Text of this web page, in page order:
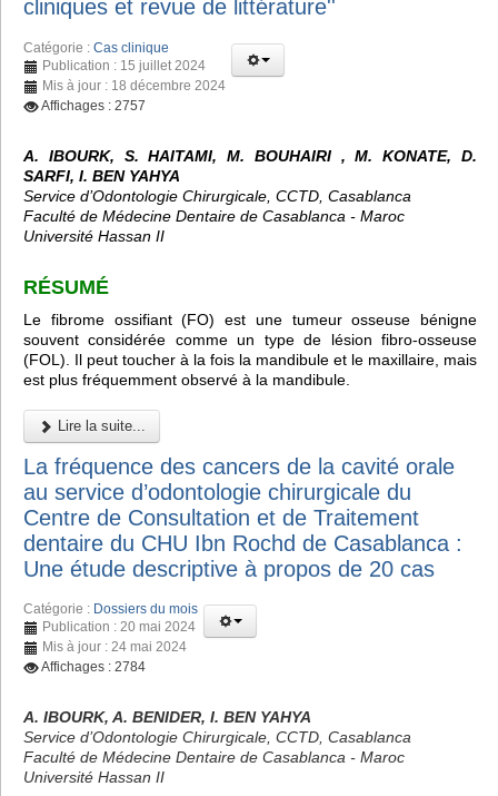
cliniques et revue de littérature''
Catégorie : Cas clinique
Publication : 15 juillet 2024
Mis à jour : 18 décembre 2024
Affichages : 2757
A. IBOURK, S. HAITAMI, M. BOUHAIRI , M. KONATE, D.
SARFI, I. BEN YAHYA
Service d’Odontologie Chirurgicale, CCTD, Casablanca
Faculté de Médecine Dentaire de Casablanca - Maroc
Université Hassan II
RÉSUMÉ
Le fibrome ossifiant (FO) est une tumeur osseuse bénigne
souvent considérée comme un type de lésion fibro-osseuse
(FOL). Il peut toucher à la fois la mandibule et le maxillaire, mais
est plus fréquemment observé à la mandibule.
Lire la suite...
La fréquence des cancers de la cavité orale
au service d’odontologie chirurgicale du
Centre de Consultation et de Traitement
dentaire du CHU Ibn Rochd de Casablanca :
Une étude descriptive à propos de 20 cas
Catégorie : Dossiers du mois
Publication : 20 mai 2024
Mis à jour : 24 mai 2024
Affichages : 2784
A. IBOURK, A. BENIDER, I. BEN YAHYA
Service d’Odontologie Chirurgicale, CCTD, Casablanca
Faculté de Médecine Dentaire de Casablanca - Maroc
Université Hassan II